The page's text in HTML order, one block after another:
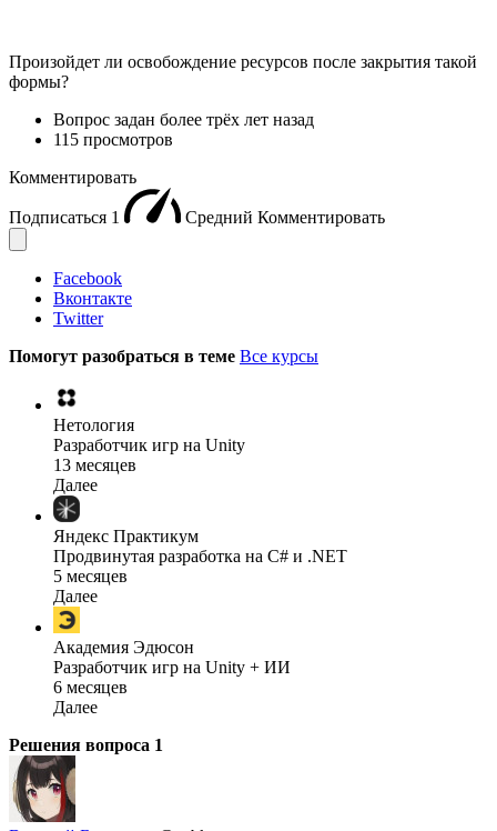
Произойдет ли освобождение ресурсов после закрытия такой
формы?
Вопрос задан более трёх лет назад
115 просмотров
Комментировать
Подписаться 1 Средний Комментировать
Facebook
Вконтакте
Twitter
Помогут разобраться в теме Все курсы
Нетология
Разработчик игр на Unity
13 месяцев
Далее
Яндекс Практикум
Продвинутая разработка на C# и .NET
5 месяцев
Далее
Академия Эдюсон
Разработчик игр на Unity + ИИ
6 месяцев
Далее
Решения вопроса 1